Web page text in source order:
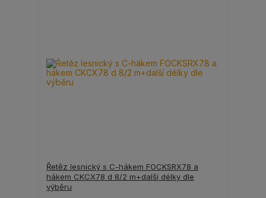
Řetěz lesnický s C-hákem FOCKSRX78 a
hákem CKCX78 d 8/2 m+další délky dle
výběru